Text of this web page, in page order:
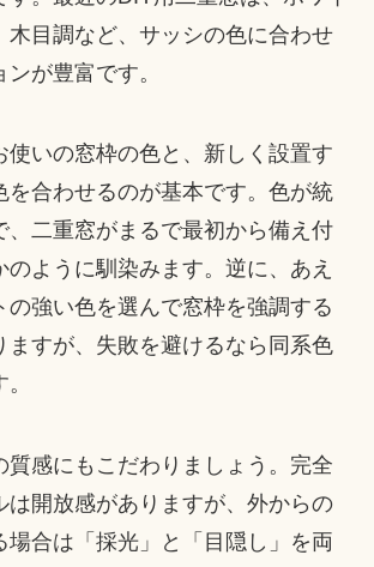
木目調など、サッシの色に合わせ
が豊富です。
使いの窓枠の色と、新しく設置す
を合わせるのが基本です。色が統
、二重窓がまるで最初から備え付
のように馴染みます。逆に、あえ
の強い色を選んで窓枠を強調する
ますが、失敗を避けるなら同系色
質感にもこだわりましょう。完全
は開放感がありますが、外からの
場合は「採光」と「目隠し」を両